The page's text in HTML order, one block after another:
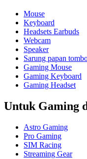
Mouse
Keyboard
Headsets Earbuds
Webcam
Speaker
Sarung papan
Gaming Mouse
Gaming Keyboard
Gaming Headset
Untuk Gaming
Astro Gaming
Pro Gaming
SIM Racing
Streaming Gear